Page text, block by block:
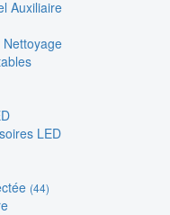
Auxiliaire
LED
(44)